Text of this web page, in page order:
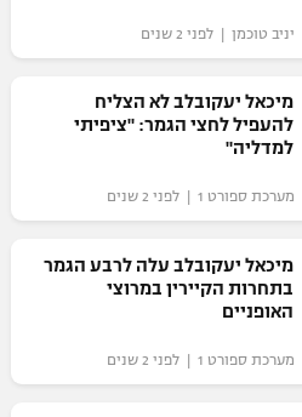
יניב טוכמן | לפני 2 שנים
מיכאל יעקובלב לא הצליח
להעפיל לחצי הגמר: "ציפיתי
למדליה"
מערכת ספורט 1 | לפני 2 שנים
מיכאל יעקובלב עלה לרבע הגמר
בתחרות הקיירין במרוצי
האופניים
מערכת ספורט 1 | לפני 2 שנים